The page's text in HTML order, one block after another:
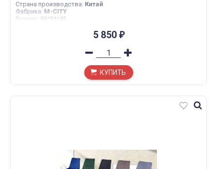
Страна производства: Китай
Фабрика: M-CITY
Размер : 88*56*45
5 850 ₽
КУПИТЬ